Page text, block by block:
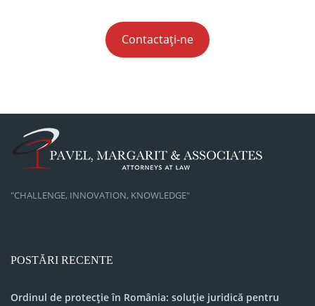
Contactați-ne
"CHALLENGE, INNOVATION, KNOWLEDGE"
POSTĂRI RECENTE
Ordinul de protecție în România: soluție juridică pentru